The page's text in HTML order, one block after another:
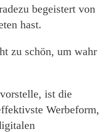
begeistert von
hast.
zu schön, um wahr
ist die
Werbeform,